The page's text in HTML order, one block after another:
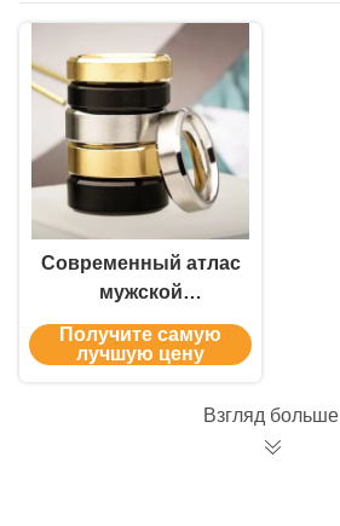
изделия
Современный атлас
мужской
кобальтовый
хромовый кольцо
винтовым краем
Получите самую
лучшую цену
Взгляд больше